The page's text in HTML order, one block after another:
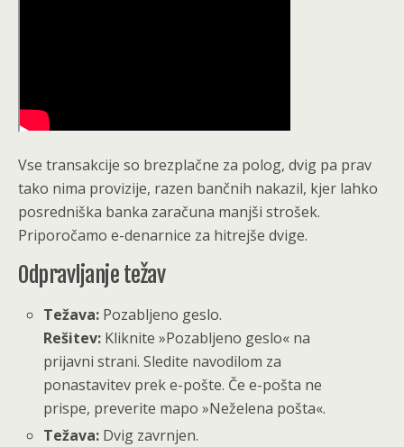
Vse transakcije so brezplačne za polog, dvig pa prav
tako nima provizije, razen bančnih nakazil, kjer lahko
posredniška banka zaračuna manjši strošek.
Priporočamo e-denarnice za hitrejše dvige.
Odpravljanje težav
Težava: Pozabljeno geslo.
Rešitev: Kliknite »Pozabljeno geslo« na
prijavni strani. Sledite navodilom za
ponastavitev prek e-pošte. Če e-pošta ne
prispe, preverite mapo »Neželena pošta«.
Težava: Dvig zavrnjen.